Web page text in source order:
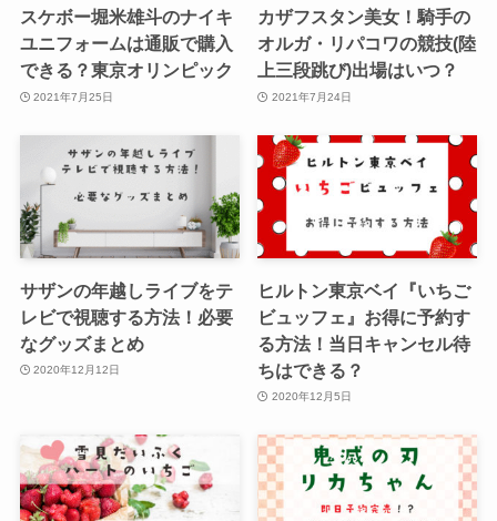
スケボー堀米雄斗のナイキ
ユニフォームは通販で購入
できる？東京オリンピック
2021年7月25日
カザフスタン美女！騎手の
オルガ・リパコワの競技(陸
上三段跳び)出場はいつ？
2021年7月24日
サザンの年越しライブをテ
レビで視聴する方法！必要
なグッズまとめ
2020年12月12日
ヒルトン東京ベイ『いちご
ビュッフェ』お得に予約す
る方法！当日キャンセル待
ちはできる？
2020年12月5日